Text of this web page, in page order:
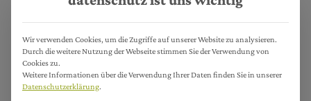
weitere vorgehensweise
Wir verwenden Cookies, um die Zugriffe auf unserer Website zu analysieren.
Durch die weitere Nutzung der Webseite stimmen Sie der Verwendung von
Cookies zu.
Weitere Informationen über die Verwendung Ihrer Daten finden Sie in unserer
Datenschutzerklärung.